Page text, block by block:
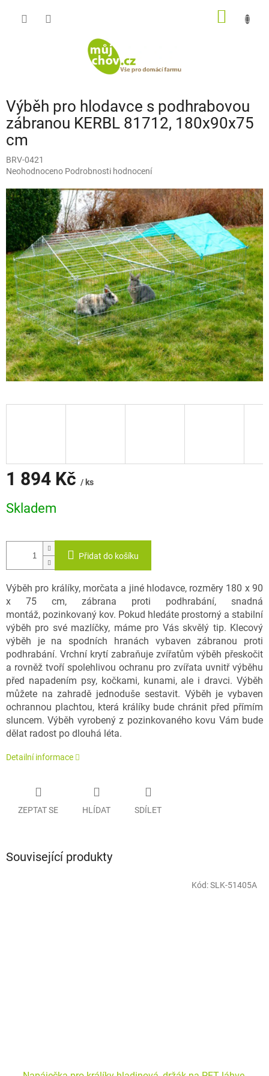
Výběh pro hlodavce s podhrabovou
zábranou KERBL 81712, 180x90x75
cm
BRV-0421
Průměrné
produktu
je
0,0
z
5
hvězdiček.
Neohodnoceno Podrobnosti hodnocení
1 894 Kč / ks
cena:
Skladem
Přidat do košíku
Výběh pro králíky, morčata a jiné hlodavce, rozměry 180 x 90
x 75 cm, zábrana proti podhrabání, snadná
montáž, pozinkovaný kov. Pokud hledáte prostorný a stabilní
výběh pro své mazlíčky, máme pro Vás skvělý tip. Klecový
výběh je na spodních hranách vybaven zábranou proti
podhrabání. Vrchní krytí zabraňuje zvířatům výběh přeskočit
a rovněž tvoří spolehlivou ochranu pro zvířata uvnitř výběhu
před napadením psy, kočkami, kunami, ale i dravci. Výběh
můžete na zahradě jednoduše sestavit. Výběh je vybaven
ochrannou plachtou, která králíky bude chránit před přímím
sluncem. Výběh vyrobený z pozinkovaného kovu Vám bude
dělat radost po dlouhá léta.
Detailní informace
ZEPTAT SE HLÍDAT SDÍLET
Související produkty
Kód:SLK-51405A